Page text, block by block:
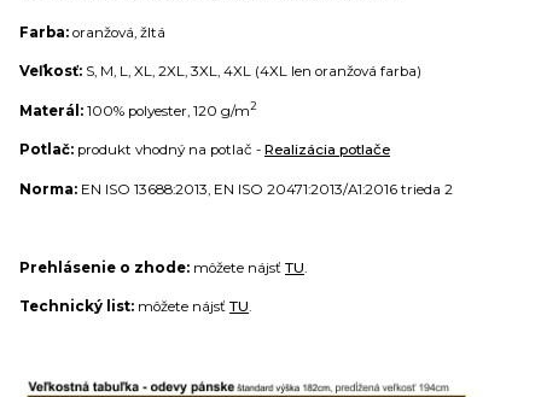
Farba: oranžová, žltá
Veľkosť: S, M, L, XL, 2XL, 3XL, 4XL (4XL len oranžová farba)
Materál: 100% polyester, 120 g/m2
Potlač: produkt vhodný na potlač - Realizácia potlače
Norma: EN ISO 13688:2013, EN ISO 20471:2013/A1:2016 trieda 2
Prehlásenie o zhode: môžete nájsť TU
Technický list: môžete nájsť TU.